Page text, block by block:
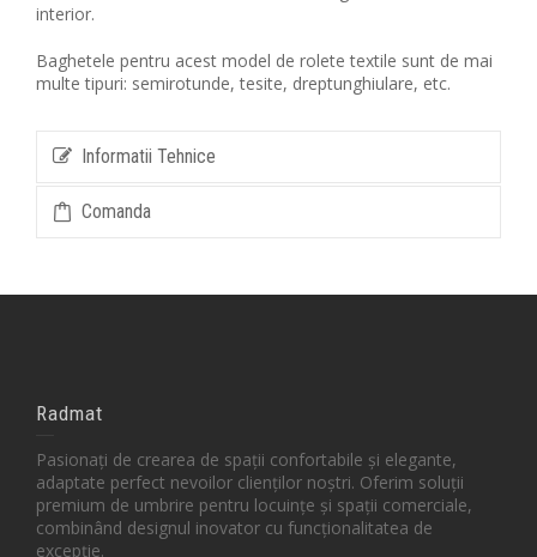
interior.
Baghetele pentru acest model de rolete textile sunt de mai
multe tipuri: semirotunde, tesite, dreptunghiulare, etc.
Informatii Tehnice
Comanda
Radmat
Pasionați de crearea de spații confortabile și elegante,
adaptate perfect nevoilor clienților noștri. Oferim soluții
premium de umbrire pentru locuințe și spații comerciale,
combinând designul inovator cu funcționalitatea de
excepție.